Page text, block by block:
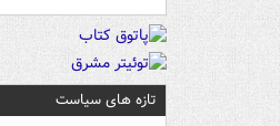
تازه های سیاست